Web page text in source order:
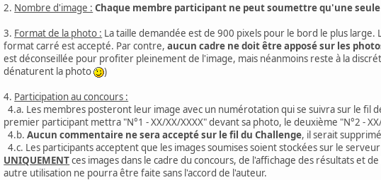
2. Nombre d'image : Chaque membre participant ne peut soumettre qu'une seule
3. Format de la photo : La taille demandée est de 900 pixels pour le bord le plus
format carré est accepté. Par contre,aucun cadre ne doit être apposé sur les
est déconseillée pour profiter pleinement de l'image, mais néanmoins reste à la
dénaturent la photo
)
4. Participation au concours :
4.a. Les membres posteront leur image avec un numérotation qui se suivra sur le fil
premier participant mettra "N°1 - XX/XX/XXXX" devant sa photo, le deuxième "N°2 -
4.b.Aucun commentaire ne sera accepté sur le fil du Challenge, il serait
4.c. Les participants acceptent que les images soumises soient stockées sur le
UNIQUEMENTces images dans le cadre du concours, de l'affichage des résultats et
autre utilisation ne pourra être faite sans l'accord de l'auteur.